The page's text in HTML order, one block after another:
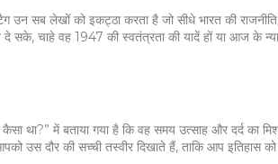
सब लेखों को इकट्ठा करता है जो सीधे भारत की
सके, चाहे वह 1947 की स्वतंत्रता की यादें हों या आज के
था?” में बताया गया है कि वह समय उत्साह और दर्द का
उस दौर की सच्ची तस्वीर दिखाते हैं, ताकि आप इतिहास को